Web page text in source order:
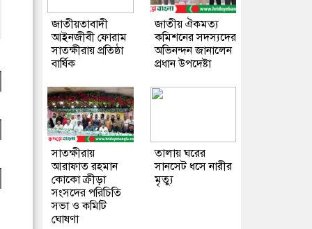
জাতীয়তাবাদী
আইনজীবী ফোরাম
সাতক্ষীরায় প্রতিষ্ঠা
বার্ষিক
জাতীয় ঐকমত্য
কমিশনের সদস্যদের
অভিনন্দন জানালেন
প্রধান উপদেষ্টা
সাতক্ষীরায়
আরাফাত রহমান
কোকো ক্রীড়া
সংসদের পরিচিতি
সভা ও কমিটি
ঘোষণা
তালায় ঘরের
সানসেট ধসে নারীর
মৃত্যু